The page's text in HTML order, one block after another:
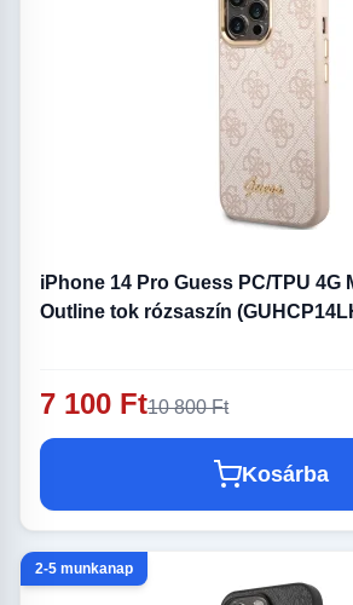
iPhone 14 Pro Guess PC/TPU 4G
Outline tok rózsaszín
7 100 Ft10 800 Ft
Kosárba
2-5 munkanap